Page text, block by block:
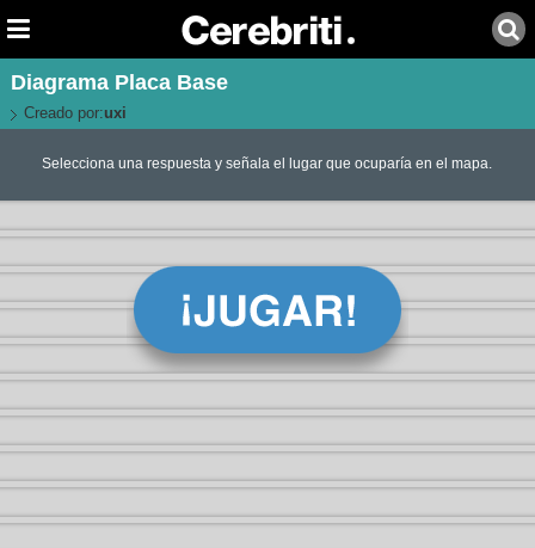
Diagrama Placa Base
Creado por:uxi
Selecciona una respuesta y señala el lugar que ocuparía en el mapa.